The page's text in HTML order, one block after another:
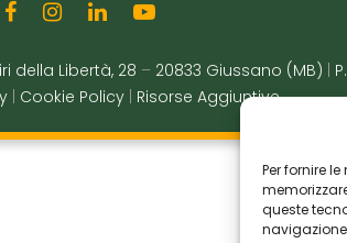
Per fornire
queste
della Libertà, 28 – 20833 Giussano (MB)
Cookie Policy Risorse Aggiuntive